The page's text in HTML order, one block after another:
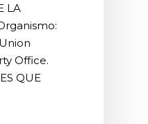
LA
Office.
QUE